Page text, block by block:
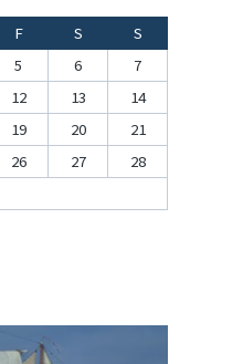
F S
S
5 6
7
12 13
14
19 20
21
26 27
28